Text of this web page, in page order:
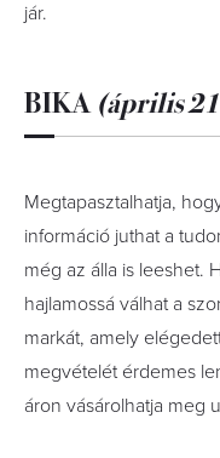
jár.
BIKA (április
Megtapasztalhatja,
információ juthat a
még az álla is leeshet.
hajlamossá válhat a
markát, amely
megvételét érdemes
áron vásárolhatja meg